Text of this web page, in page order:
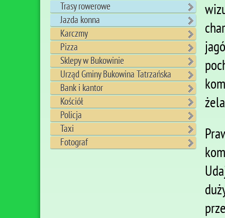
Trasy rowerowe
Jazda konna
Karczmy
Pizza
Sklepy w Bukowinie
Urząd Gminy Bukowina Tatrzańska
Bank i kantor
Kościół
Policja
Taxi
Fotograf